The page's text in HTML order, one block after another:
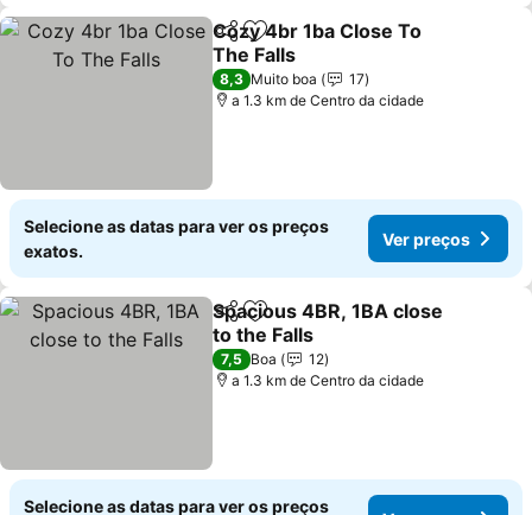
PartilharAdicionar aos favoritos
Cozy 4br 1ba Close To
The Falls
Ver preços
8,3 Muito boa
17
a 1.3 km de Centro da cidade
Selecione as datas para ver os preços
exatos.
Ver preços
PartilharAdicionar aos favoritos
Spacious 4BR, 1BA close
to the Falls
Ver preços
7,5 Boa
12
a 1.3 km de Centro da cidade
Selecione as datas para ver os preços